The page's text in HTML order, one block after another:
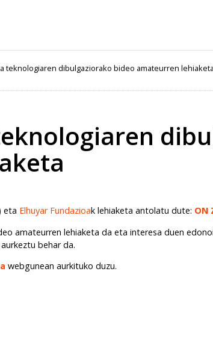
teknologiaren dibulgaziorako bideo amateurren lehiaketa
eta Elhuyar Fundazioak lehiaketa antolatu dute: ON
amateurren lehiaketa da eta interesa duen
behar da.
webgunean aurkituko duzu.